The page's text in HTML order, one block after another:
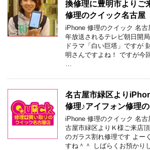
換修理に豊明市よりご
修理のクイック名古屋
iPhone 修理のクイック 名
年放送されるテレビ朝日開
ドラマ「白い巨塔」ですが
明さんですよね！ ですが今
名古屋市緑区より
修理♪アイフォン修理
iPhone 修理のクイック 名
古屋市緑区よりＫ様ご来店
のガラス割れ修理です よー
すね＾＾ しばらくお預かり